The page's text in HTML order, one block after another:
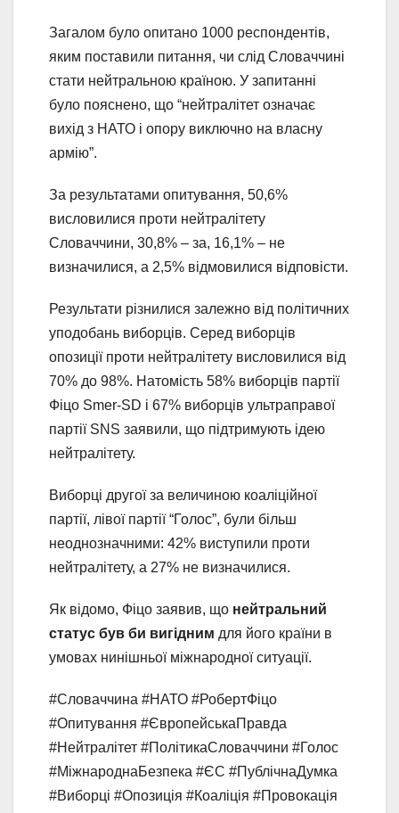
Загалом було опитано 1000 респондентів,
яким поставили питання, чи слід Словаччині
стати нейтральною країною. У запитанні
було пояснено, що “нейтралітет означає
вихід з НАТО і опору виключно на власну
армію”.
За результатами опитування, 50,6%
висловилися проти нейтралітету
Словаччини, 30,8% – за, 16,1% – не
визначилися, а 2,5% відмовилися відповісти.
Результати різнилися залежно від політичних
уподобань виборців. Серед виборців
опозиції проти нейтралітету висловилися від
70% до 98%. Натомість 58% виборців партії
Фіцо Smer-SD і 67% виборців ультраправої
партії SNS заявили, що підтримують ідею
нейтралітету.
Виборці другої за величиною коаліційної
партії, лівої партії “Голос”, були більш
неоднозначними: 42% виступили проти
нейтралітету, а 27% не визначилися.
Як відомо, Фіцо заявив, що нейтральний
статус був би вигідним для його країни в
умовах нинішньої міжнародної ситуації.
#Словаччина #НАТО #РобертФіцо
#Опитування #ЄвропейськаПравда
#Нейтралітет #ПолітикаСловаччини #Голос
#МіжнароднаБезпека #ЄС #ПублічнаДумка
#Виборці #Опозиція #Коаліція #Провокація